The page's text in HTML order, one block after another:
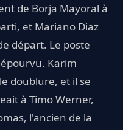
de Borja Mayoral à
et Mariano Diaz
départ. Le poste
Karim
doublure, et il se
à Timo Werner,
l'ancien de la